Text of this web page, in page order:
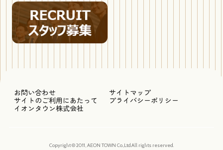
お問い合わせ
サイトマップ
サイトのご利用にあたって
プライバシーポリシー
イオンタウン株式会社
Copyright © 2011, AEON TOWN Co.,Ltd.All rights reserved.